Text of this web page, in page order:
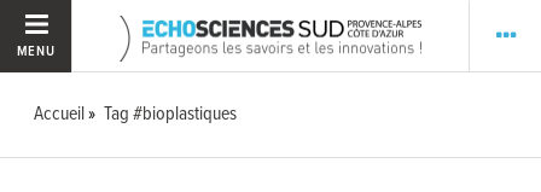
MENU
Accueil Tag #bioplastiques